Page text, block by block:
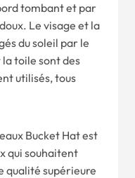
tombant et par
Le visage et la
du soleil par le
toile sont des
utilisés, tous
Bucket Hat est
qui souhaitent
qualité supérieure